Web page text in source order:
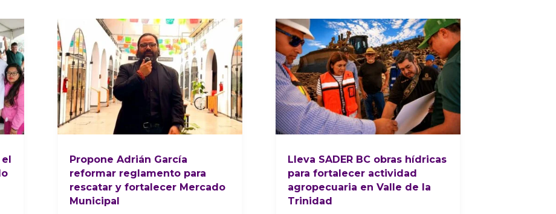
el
Propone Adrián García
reformar reglamento para
rescatar y fortalecer Mercado
Municipal
Lleva SADER BC obras hídricas
para fortalecer actividad
agropecuaria en Valle de la
Trinidad